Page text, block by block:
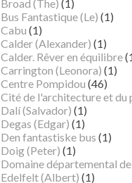
Broad (The) (1)
Bus Fantastique (Le) (1)
Cabu (1)
Calder (Alexander) (1)
Calder. Rêver en équilibre
Carrington (Leonora) (1)
Centre Pompidou (46)
Cité de l'architecture et du
Dalí (Salvador) (1)
Degas (Edgar) (1)
Den fantastiske bus (1)
Doig (Peter) (1)
Domaine départemental
Edelfelt (Albert) (1)